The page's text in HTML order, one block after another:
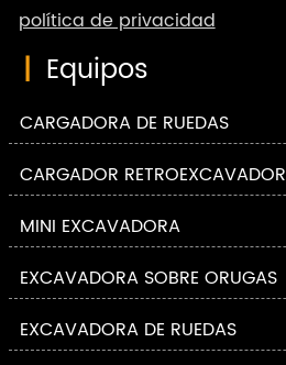
política de privacidad
| Equipos
CARGADORA DE RUEDAS
CARGADOR RETROEXCAVADOR
MINI EXCAVADORA
EXCAVADORA SOBRE ORUGAS
EXCAVADORA DE RUEDAS